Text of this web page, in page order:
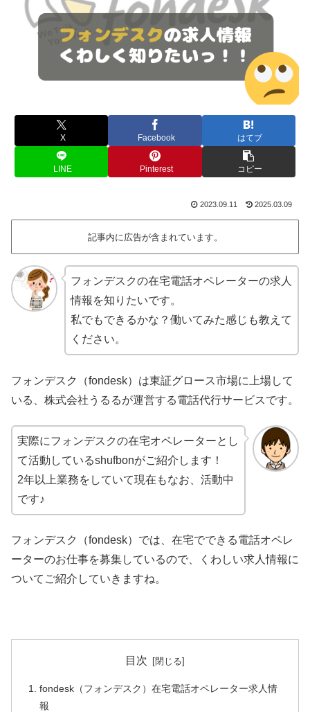
X Facebook はてブ
LINE Pinterest コピー
2023.09.11 2025.03.09
記事内に広告が含まれています。
フォンデスクの在宅電話オペレーターの求人
情報を知りたいです。
私でもできるかな？働いてみた感じも教えて
ください。
フォンデスク（fondesk）は東証グロース市場に上場して
いる、株式会社うるるが運営する電話代行サービスです。
実際にフォンデスクの在宅オペレーターとし
て活動しているshufbonがご紹介します！
2年以上業務をしていて現在もなお、活動中
です♪
フォンデスク（fondesk）では、在宅でできる電話オペレ
ーターのお仕事を募集しているので、くわしい求人情報に
ついてご紹介していきますね。
目次
fondesk（フォンデスク）在宅電話オペレーター求人情
報